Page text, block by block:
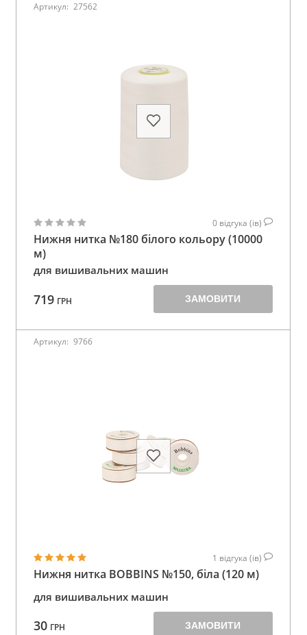
Артикул: 27562
0 відгука (ів)
Нижня нитка №180 білого кольору (10000
м)
для вишивальних машин
719 ГРН ЗАМОВИТИ
Артикул: 9766
1 відгука (ів)
Нижня нитка BOBBINS №150, біла (120 м)
для вишивальних машин
30 ГРН ЗАМОВИТИ